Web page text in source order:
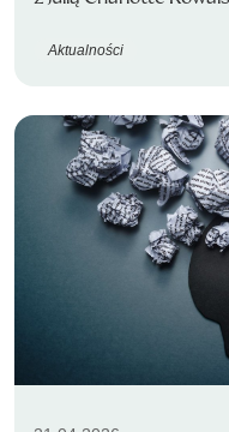
Aktualności